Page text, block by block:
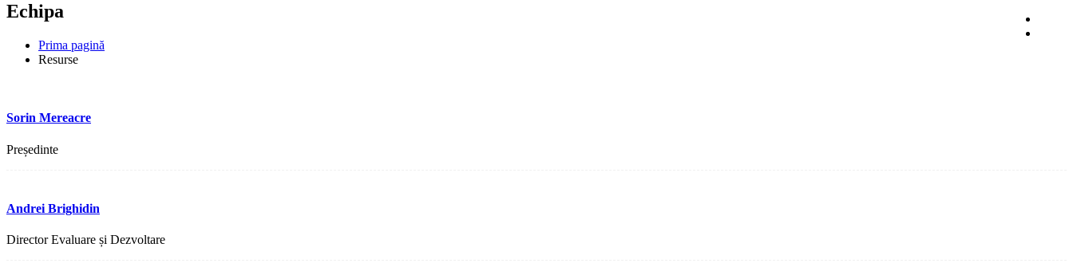
Echipa
Prima pagină
Resurse
Sorin Mereacre
Președinte
Andrei Brighidin
Director Evaluare și Dezvoltare